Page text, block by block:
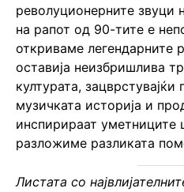
револуционерните звуци
на рапот од 90-тите е
откриваме легендарните
оставија неизбришлива
културата,
музичката историја и
инспирираат уметниците
разложиме разликата
Листата со